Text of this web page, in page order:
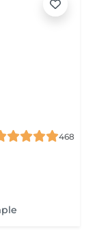
468